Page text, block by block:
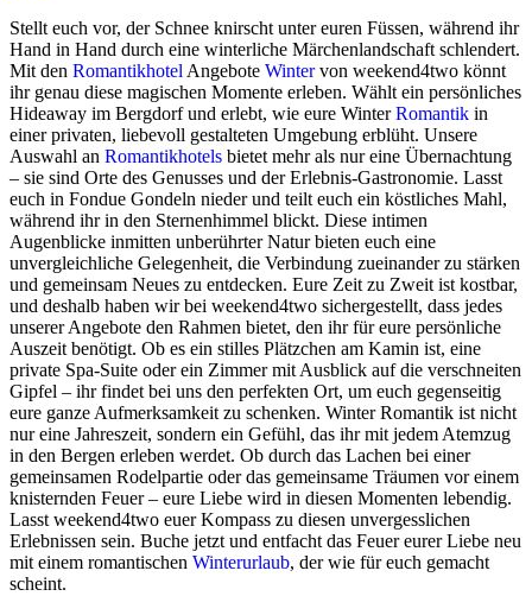
Stellt euch vor, der Schnee knirscht unter euren Füssen, während ihr
Hand in Hand durch eine winterliche Märchenlandschaft schlendert.
Mit den Romantikhotel Angebote Wintervon weekend4two könnt
ihr genau diese magischen Momente erleben. Wählt ein persönliches
Hideaway im Bergdorf und erlebt, wie eure WinterRomantik in
einer privaten, liebevoll gestalteten Umgebung erblüht. Unsere
Auswahl an Romantikhotels bietet mehr als nur eine Übernachtung
– sie sind Orte des Genusses und der Erlebnis-Gastronomie. Lasst
euch in Fondue Gondeln nieder und teilt euch ein köstliches Mahl,
während ihr in den Sternenhimmel blickt. Diese intimen
Augenblicke inmitten unberührter Natur bieten euch eine
unvergleichliche Gelegenheit, die Verbindung zueinander zu stärken
und gemeinsam Neues zu entdecken. Eure Zeit zu Zweit ist kostbar,
und deshalb haben wir bei weekend4two sichergestellt, dass jedes
unserer Angebote den Rahmen bietet, den ihr für eure persönliche
Auszeit benötigt. Ob es ein stilles Plätzchen am Kamin ist, eine
private Spa-Suite oder ein Zimmer mit Ausblick auf die verschneiten
Gipfel – ihr findet bei uns den perfekten Ort, um euch gegenseitig
eure ganze Aufmerksamkeit zu schenken. Winter Romantik ist nicht
nur eine Jahreszeit, sondern ein Gefühl, das ihr mit jedem Atemzug
in den Bergen erleben werdet. Ob durch das Lachen bei einer
gemeinsamen Rodelpartie oder das gemeinsame Träumen vor einem
knisternden Feuer – eure Liebe wird in diesen Momenten lebendig.
Lasst weekend4two euer Kompass zu diesen unvergesslichen
Erlebnissen sein. Buche jetzt und entfacht das Feuer eurer Liebe neu
mit einem romantischen Winterurlaub, der wie für euch gemacht
scheint.